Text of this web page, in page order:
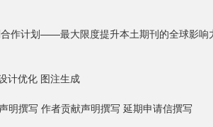
作计划——最大限度提升本土期刊的全球影响
计优化 图注生成
明撰写 作者贡献声明撰写 延期申请信撰写